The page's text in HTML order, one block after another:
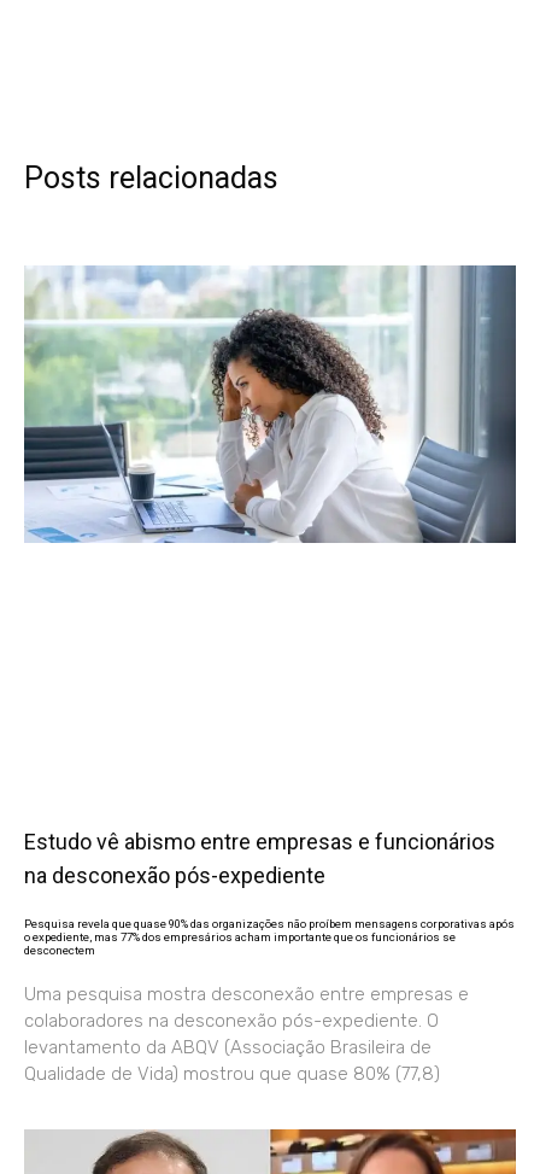
Posts relacionadas
Estudo vê abismo entre empresas e funcionários
na desconexão pós-expediente
Pesquisa revela que quase 90% das organizações não proíbem mensagens corporativas após
o expediente, mas 77% dos empresários acham importante que os funcionários se
desconectem
Uma pesquisa mostra desconexão entre empresas e
colaboradores na desconexão pós-expediente. O
levantamento da ABQV (Associação Brasileira de
Qualidade de Vida) mostrou que quase 80% (77,8)